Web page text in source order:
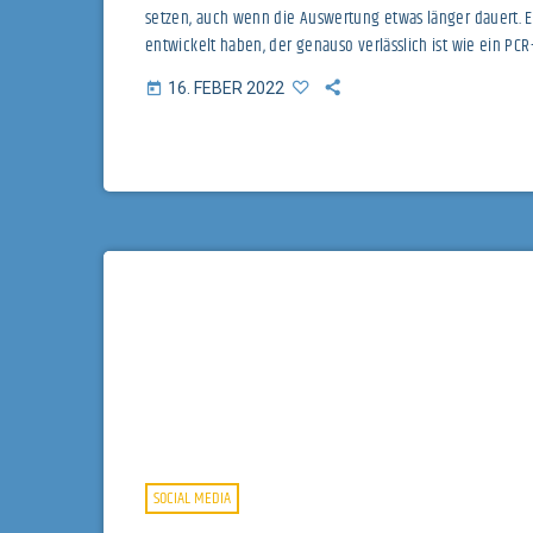
setzen, auch wenn die Auswertung etwas länger
entwickelt haben, der genauso verlässlich ist wie ein
https://soundcloud.com/user-992322848/neuer-
today 16. FEBER 2022
SOCIAL MEDIA